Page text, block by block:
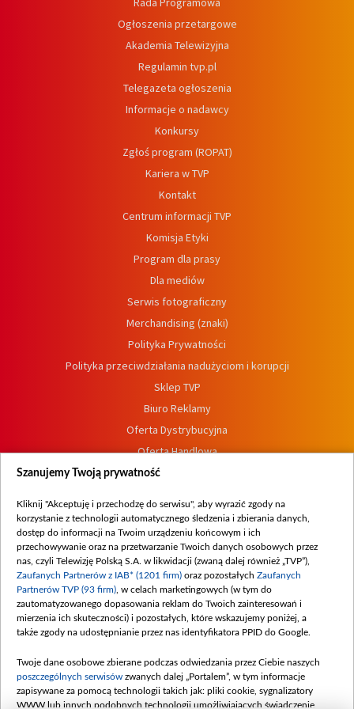
Ogłoszenia przetargowe
Akademia Telewizyjna
Regulamin tvp.pl
Telegazeta ogłoszenia
Informacje o nadawcy
Konkursy
Zgłoś program (ROPAT)
Kariera w TVP
Kontakt
Centrum informacji TVP
Komisja Etyki
Program dla prasy
Dla mediów
Serwis fotograficzny
Merchandising (znaki)
Polityka Prywatności
Polityka przeciwdziałania nadużyciom i korupcji
Sklep TVP
Biuro Reklamy
Oferta Dystrybucyjna
Oferta Handlowa
Dostępność
Procedura zgłoszeń wewnętrznych
Szanujemy Twoją prywatność
Kliknij "Akceptuję i przechodzę do serwisu", aby wyrazić zgody na
korzystanie z technologii automatycznego śledzenia i zbierania danych,
dostęp do informacji na Twoim urządzeniu końcowym i ich
przechowywanie oraz na przetwarzanie Twoich danych osobowych przez
nas, czyli Telewizję Polską S.A. w likwidacji (zwaną dalej również „TVP”),
Zaufanych Partnerów z IAB* (1201 firm) oraz pozostałych Zaufanych
Partnerów TVP (93 firm) , w celach marketingowych (w tym do
zautomatyzowanego dopasowania reklam do Twoich zainteresowań i
mierzenia ich skuteczności) i pozostałych, które wskazujemy poniżej, a
także zgody na udostępnianie przez nas identyfikatora PPID do Google.
Twoje dane osobowe zbierane podczas odwiedzania przez Ciebie naszych
poszczególnych serwisów zwanych dalej „Portalem”, w tym informacje
zapisywane za pomocą technologii takich jak: pliki cookie, sygnalizatory
WWW lub innych podobnych technologii umożliwiających świadczenie